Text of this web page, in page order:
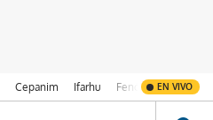
Cepanim Ifarhu Fenómeno de El
EN VIVO